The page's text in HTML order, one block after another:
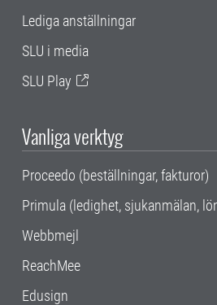
Lediga anställningar
SLU i media
SLU Play
Vanliga verktyg
Proceedo (beställningar, fakturor)
Primula (ledighet, sjukanmälan,
Webbmejl
ReachMee
Edusign